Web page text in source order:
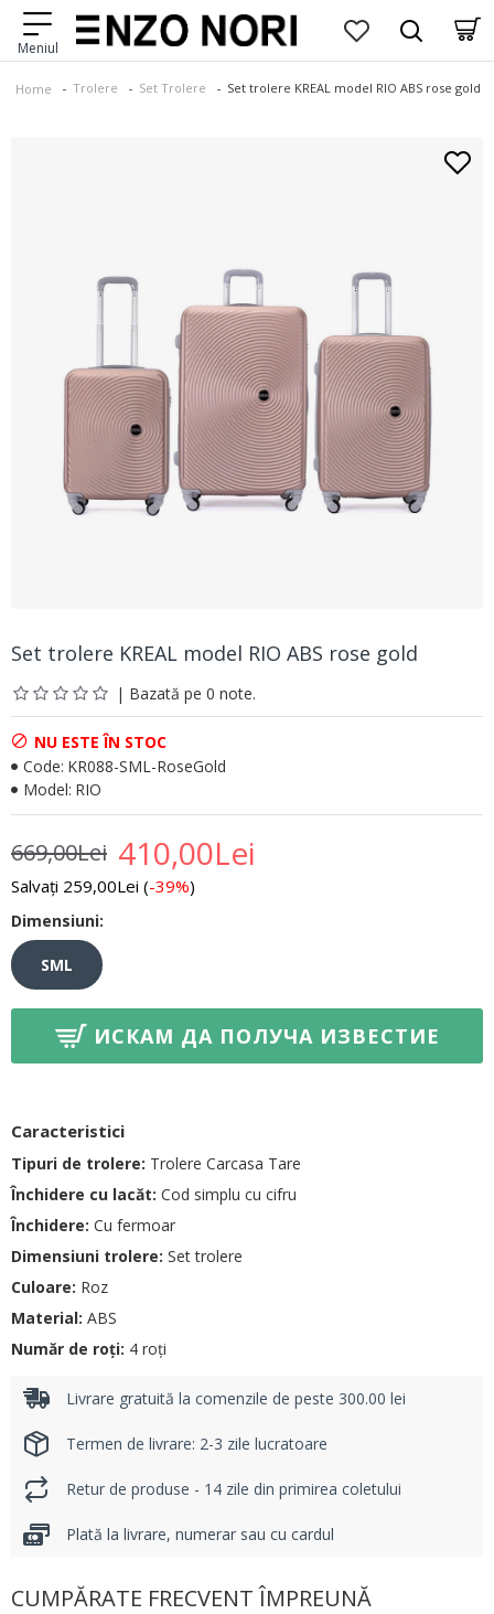
Home Trolere Set Trolere Set trolere KREAL model RIO ABS rose gold
Set trolere KREAL model RIO ABS rose gold
| Bazată pe 0 note.
410,00Lei
669,00Lei
Salvați 259,00Lei (-39%)
NU ESTE ÎN STOC
Code: KR088-SML-RoseGold
Model: RIO
Dimensiuni:
SML
ИСКАМ ДА ПОЛУЧА ИЗВЕСТИЕ
Caracteristici
Tipuri de trolere: Trolere Carcasa Tare
Închidere cu lacăt: Cod simplu cu cifru
Închidere: Cu fermoar
Dimensiuni trolere: Set trolere
Culoare: Roz
Material: ABS
Număr de roți: 4 roți
Livrare gratuită la comenzile de peste 300.00 lei
Termen de livrare: 2-3 zile lucratoare
Retur de produse - 14 zile din primirea coletului
Plată la livrare, numerar sau cu cardul
CUMPĂRATE FRECVENT ÎMPREUNĂ